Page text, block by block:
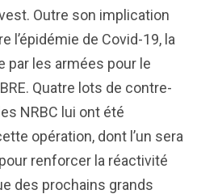
Outre son implication
l’épidémie de Covid-19, la
par les armées pour le
Quatre lots de contre-
NRBC lui ont été
opération, dont l’un sera
renforcer la réactivité
des prochains grands